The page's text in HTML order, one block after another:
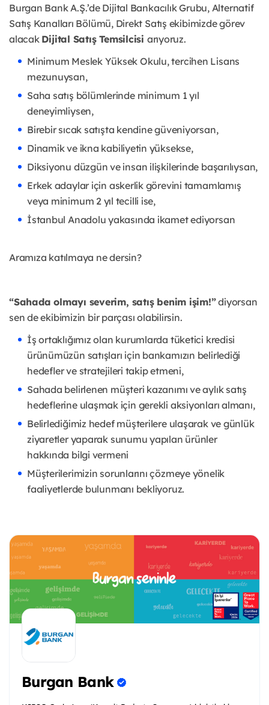
Burgan Bank A.Ş.’de Dijital Bankacılık Grubu, Alternatif
Satış Kanalları Bölümü, Direkt Satış ekibimizde görev
alacak Dijital Satış Temsilcisi arıyoruz.
Minimum Meslek Yüksek Okulu, tercihen Lisans
mezunuysan,
Saha satış bölümlerinde minimum 1 yıl
deneyimliysen,
Birebir sıcak satışta kendine güveniyorsan,
Dinamik ve ikna kabiliyetin yüksekse,
Diksiyonu düzgün ve insan ilişkilerinde başarılıysan,
Erkek adaylar için askerlik görevini tamamlamış
veya minimum 2 yıl tecilli ise,
İstanbul Anadolu yakasında ikamet ediyorsan
Aramıza katılmaya ne dersin?
“Sahada olmayı severim, satış benim işim!”diyorsan
sen de ekibimizin bir parçası olabilirsin.
İş ortaklığımız olan kurumlarda tüketici kredisi
ürünümüzün satışları için bankamızın belirlediği
hedefler ve stratejileri takip etmeni,
Sahada belirlenen müşteri kazanımı ve aylık satış
hedeflerine ulaşmak için gerekli aksiyonları almanı,
Belirlediğimiz hedef müşterilere ulaşarak ve günlük
ziyaretler yaparak sunumu yapılan ürünler
hakkında bilgi vermeni
Müşterilerimizin sorunlarını çözmeye yönelik
faaliyetlerde bulunmanı bekliyoruz.
Burgan Bank